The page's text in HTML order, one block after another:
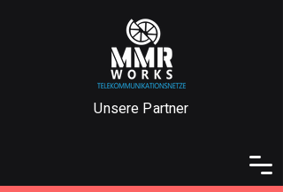
Unsere Partner